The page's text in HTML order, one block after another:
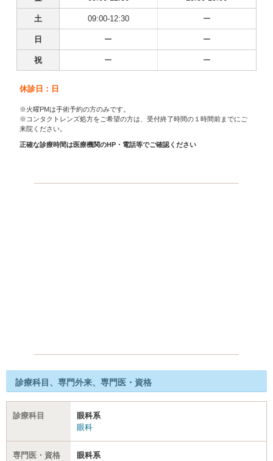
土 09:00-12:30 ー
日 ー ー
祝 ー ー
休診日：日
※火曜PMは手術予約の方のみです。
※コンタクトレンズ処方をご希望の方は、受付終了時間の１時間前までにご
来院ください。
正確な診療時間は医療機関のHP・電話等でご確認ください
診療科目、専門外来、専門医・資格
診療科目
眼科系
眼科
専門医・資格
眼科系